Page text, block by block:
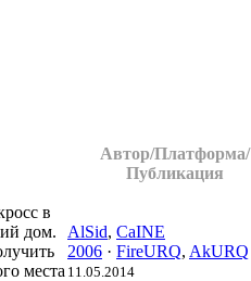
Автор/Платформа/
Публикация
в
дом.
места
AlSid, CaINE
2006 · FireURQ, AkURQ
11.05.2014